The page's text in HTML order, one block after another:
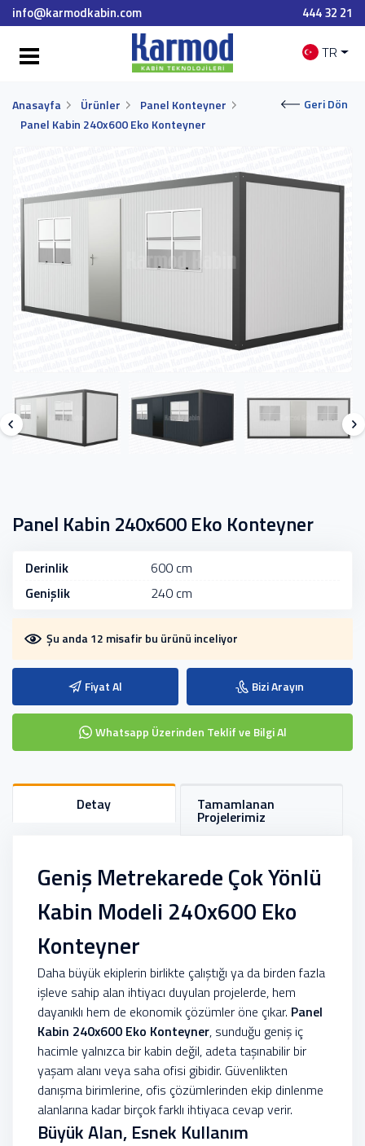
info@karmodkabin.com 444 32 21
TR
Anasayfa Ürünler
Panel Konteyner
Panel Kabin 240x600 Eko Konteyner
Geri Dön
Panel Kabin 240x600 Eko Konteyner
Derinlik
600 cm
Genişlik
240 cm
Şu anda 12 misafir bu ürünü inceliyor
Fiyat Al Bizi Arayın
Whatsapp Üzerinden Teklif ve Bilgi Al
Detay Tamamlanan
Projelerimiz
Geniş Metrekarede Çok Yönlü
Kabin Modeli 240x600 Eko
Konteyner
Daha büyük ekiplerin birlikte çalıştığı ya da birden fazla
işleve sahip alan ihtiyacı duyulan projelerde, hem
dayanıklı hem de ekonomik çözümler öne çıkar. Panel
Kabin 240x600 Eko Konteyner, sunduğu geniş iç
hacimle yalnızca bir kabin değil, adeta taşınabilir bir
yaşam alanı veya saha ofisi gibidir. Güvenlikten
danışma birimlerine, ofis çözümlerinden ekip dinlenme
alanlarına kadar birçok farklı ihtiyaca cevap verir.
Büyük Alan, Esnek Kullanım